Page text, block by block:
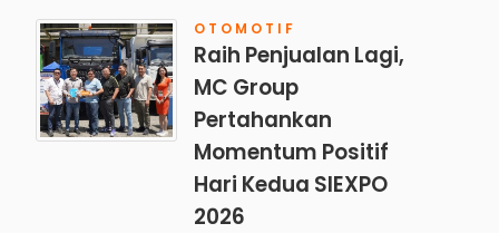
OTOMOTIF
Raih Penjualan Lagi,
MC Group
Pertahankan
Momentum Positif
Hari Kedua SIEXPO
2026